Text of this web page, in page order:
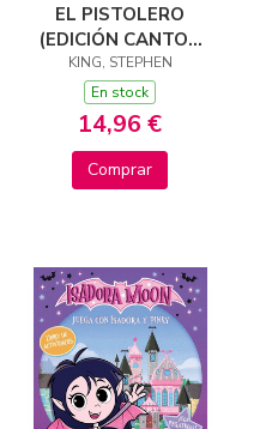
EL PISTOLERO
(EDICIÓN CANTOS
TINTADOS) (LA
TORRE OSCURA 1)
KING, STEPHEN
En stock
14,96 €
Comprar